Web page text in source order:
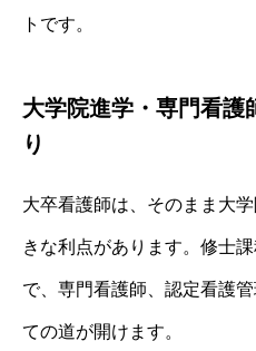
トです。
大学院進学・専門看護
り
大卒看護師は、そのまま大
きな利点があります。修士
で、専門看護師、認定看護
ての道が開けます。